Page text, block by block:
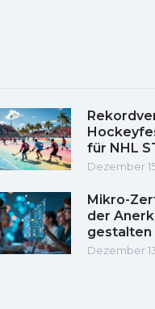
für NHL
Dezember
Mikro-
der
gestalten
Dezember